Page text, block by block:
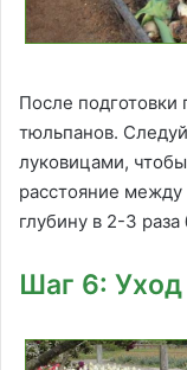
После подготовки
тюльпанов.
луковицами,
расстояние
глубину в 2-3
Шаг 6: Уход